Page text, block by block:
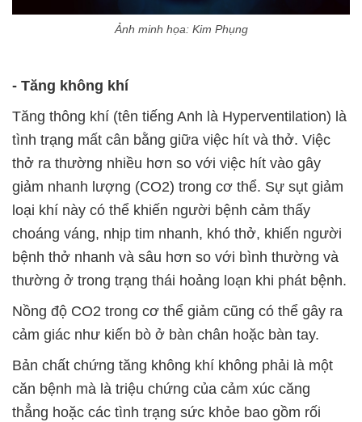
Ảnh minh họa: Kim Phụng
- Tăng không khí
Tăng thông khí (tên tiếng Anh là Hyperventilation) là
tình trạng mất cân bằng giữa việc hít và thở. Việc
thở ra thường nhiều hơn so với việc hít vào gây
giảm nhanh lượng (CO2) trong cơ thể. Sự sụt giảm
loại khí này có thể khiến người bệnh cảm thấy
choáng váng, nhịp tim nhanh, khó thở, khiến người
bệnh thở nhanh và sâu hơn so với bình thường và
thường ở trong trạng thái hoảng loạn khi phát bệnh.
Nồng độ CO2 trong cơ thể giảm cũng có thể gây ra
cảm giác như kiến bò ở bàn chân hoặc bàn tay.
Bản chất chứng tăng không khí không phải là một
căn bệnh mà là triệu chứng của cảm xúc căng
thẳng hoặc các tình trạng sức khỏe bao gồm rối